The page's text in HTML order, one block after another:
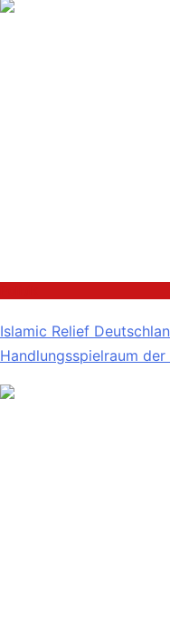
Islamic Relief
Handlungsspielraum